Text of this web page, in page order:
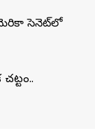
సెనెట్‌లో